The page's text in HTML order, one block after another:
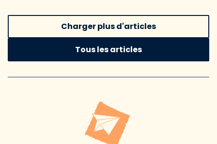
Charger plus d'articles
Tous les articles